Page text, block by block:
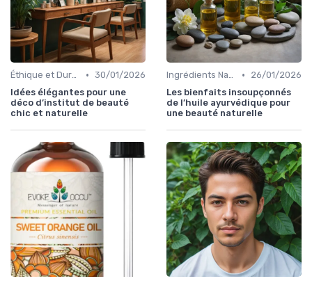
Éthique et Durabilité • 30/01/2026
Idées élégantes pour une
déco d’institut de beauté
chic et naturelle
Ingrédients Naturels et Leurs Propriétés •
26/01/2026
Les bienfaits insoupçonnés
de l’huile ayurvédique pour
une beauté naturelle